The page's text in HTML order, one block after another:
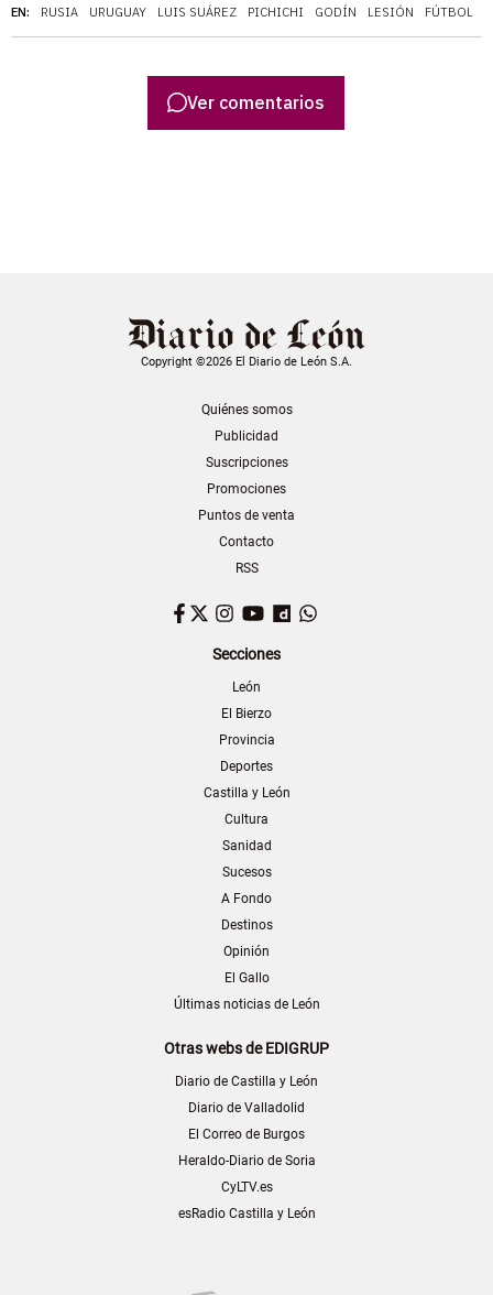
EN: RUSIA URUGUAY LUIS SUÁREZ PICHICHI GODÍN LESIÓN FÚTBOL
Ver comentarios
Copyright ©2026 El Diario de León S.A.
Quiénes somos
Publicidad
Suscripciones
Promociones
Puntos de venta
Contacto
RSS
Facebook
TwitterInstagram
YouTubeDailymotion
Secciones
León
El Bierzo
Provincia
Deportes
Castilla y León
Cultura
Sanidad
Sucesos
A Fondo
Destinos
Opinión
El Gallo
Últimas noticias de León
Otras webs de EDIGRUP
Diario de Castilla y León
Diario de Valladolid
El Correo de Burgos
Heraldo-Diario de Soria
CyLTV.es
esRadio Castilla y León